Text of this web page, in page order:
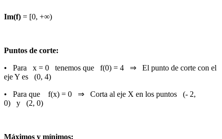
Im(f) = [0, +∞)
Puntos de corte:
• Para x = 0 tenemos que f(0) = 4 ⇒ El punto de corte con el
eje Y es (0, 4)
• Para que f(x) = 0 ⇒ Corta al eje X en los puntos (- 2,
0) y (2, 0)
Máximos y mínimos: